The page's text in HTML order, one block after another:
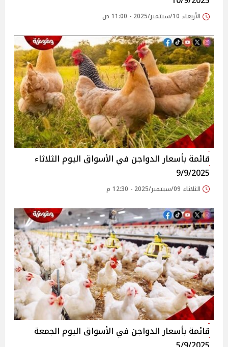
الأربعاء 10/سبتمبر/2025 - 11:00 ص
قائمة بأسعار الدواجن في الأسواق‎‎ اليوم الثلاثاء
9/9/2025
الثلاثاء 09/سبتمبر/2025 - 12:30 م
قائمة بأسعار الدواجن في الأسواق‎‎ اليوم الجمعة